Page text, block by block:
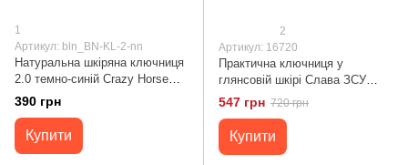
1
Артикул: bln_BN-KL-2-nn
Натуральна шкіряна ключниця
2.0 темно-синій Crazy Horse
Blanknote BN-KL-2-nn
390 грн
Купити
2
Артикул: 16720
Практична ключниця у
глянсовій шкірі Слава ЗСУ
GRANDE PELLE 16720 Світло-
коричнева
547 грн 720 грн
Купити